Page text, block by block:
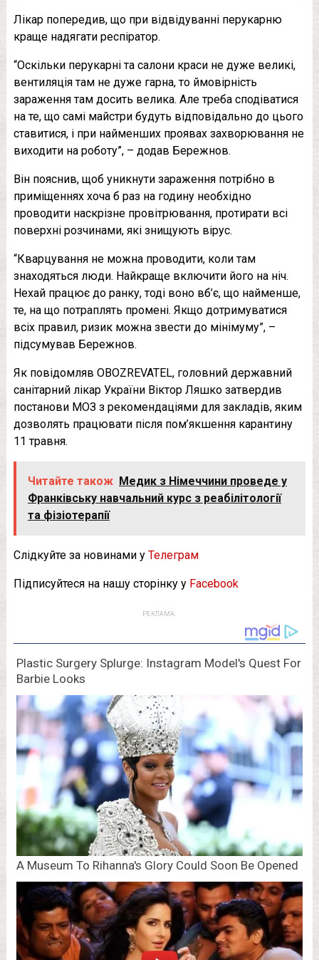
Лікар попередив, що при відвідуванні перукарню
краще надягати респіратор.
“Оскільки перукарні та салони краси не дуже великі,
вентиляція там не дуже гарна, то ймовірність
зараження там досить велика. Але треба сподіватися
на те, що самі майстри будуть відповідально до цього
ставитися, і при найменших проявах захворювання не
виходити на роботу”, – додав Бережнов.
Він пояснив, щоб уникнути зараження потрібно в
приміщеннях хоча б раз на годину необхідно
проводити наскрізне провітрювання, протирати всі
поверхні розчинами, які знищують вірус.
“Кварцування не можна проводити, коли там
знаходяться люди. Найкраще включити його на ніч.
Нехай працює до ранку, тоді воно вб’є, що найменше,
те, на що потраплять промені. Якщо дотримуватися
всіх правил, ризик можна звести до мінімуму”, –
підсумував Бережнов.
Як повідомляв OBOZREVATEL, головний державний
санітарний лікар України Віктор Ляшко затвердив
постанови МОЗ з рекомендаціями для закладів, яким
дозволять працювати після пом’якшення карантину
11 травня.
Читайте також Медик з Німеччини проведе у
Франківську навчальний курс з реабілітології
та фізіотерапії
Слідкуйте за новинами у Телеграм
Підписуйтеся на нашу сторінку у Facebook
РЕКЛАМА: